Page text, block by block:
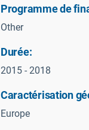
Programme de
Other
Durée:
2015 - 2018
Caractérisation
Europe